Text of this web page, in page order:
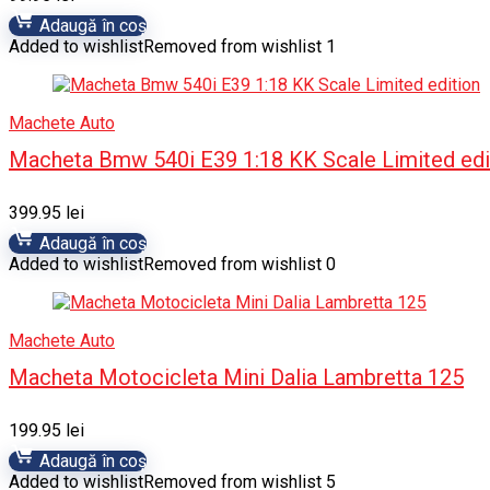
Adaugă în coș
Added to wishlistRemoved from wishlist 1
Machete Auto
Macheta Bmw 540i E39 1:18 KK Scale Limited
399.95 lei
Adaugă în coș
Added to wishlistRemoved from wishlist 0
Machete Auto
Macheta Motocicleta Mini Dalia Lambretta 125
199.95 lei
Adaugă în coș
Added to wishlistRemoved from wishlist 5